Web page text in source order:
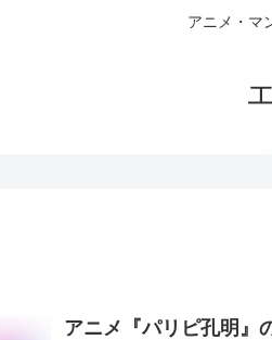
アニメ・マ
アニメ『パリピ孔明』